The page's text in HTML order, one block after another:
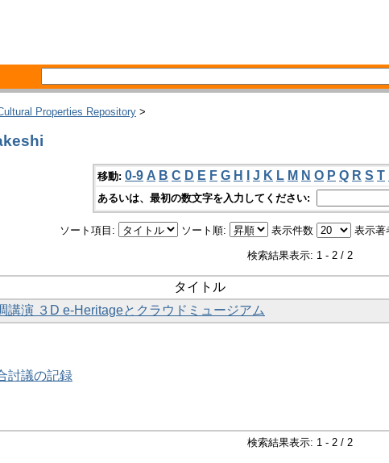
Properties Repository >
移動: 0-9 A B C D E F G H J K L M N O P Q R S T
あるいは、最初の数文字を入力してください:
ソート項目: ソート順: 表示件数 表示著
検索結果表示: 1 - 2 / 2
タイトル
講演 ３D e-Heritageとクラウドミュージアム
討議の記録
検索結果表示: 1 - 2 / 2